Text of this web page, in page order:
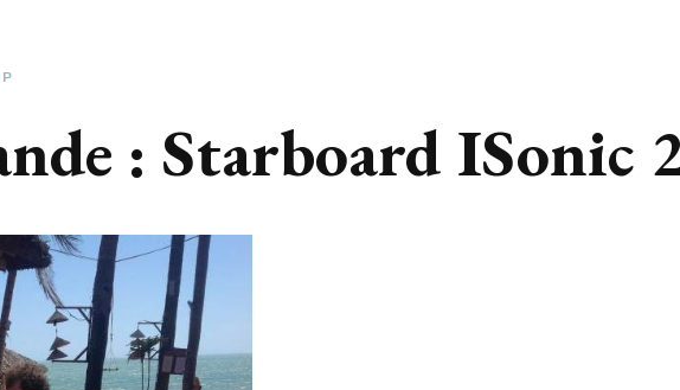
: Starboard ISonic